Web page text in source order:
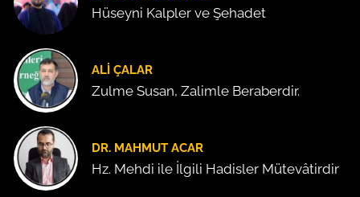
Hüseyni Kalpler ve Şehadet
ALI ÇALAR
Zulme Susan, Zalimle Beraberdir.
DR. MAHMUT ACAR
Hz. Mehdi ile İlgili Hadisler Mütevâtirdir